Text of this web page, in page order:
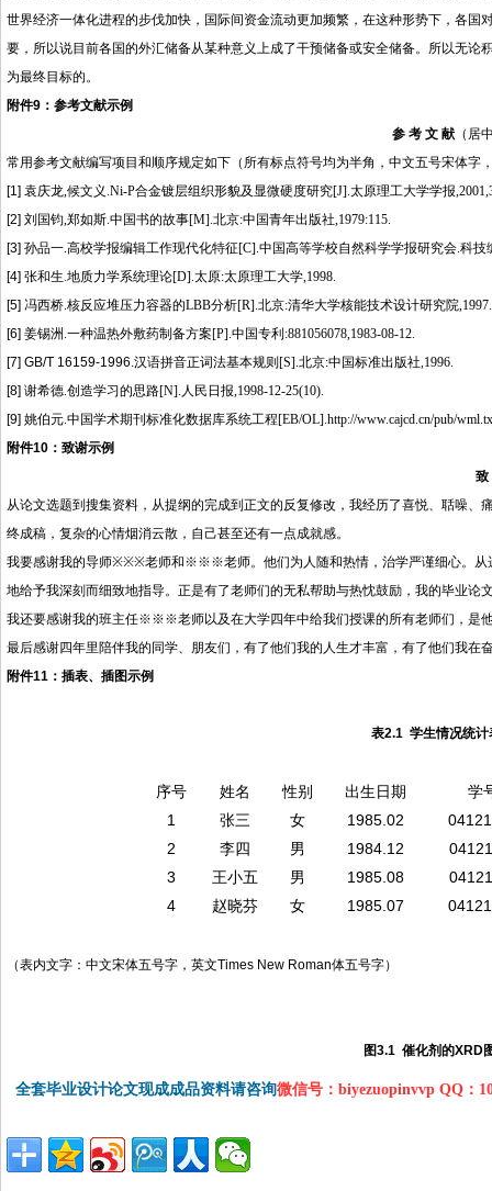
世界经济一体化进程的步伐加快，国际间资金流动更加频繁，在这种形势下，各
要，所以说目前各国的外汇储备从某种意义上成了干预储备或安全储备。所以无
为最终目标的。
附件9：参考文献示例
参 考 文 献（居
常用参考文献编写项目和顺序规定如下（所有标点符号均为半角，中文五号宋体字
[1] 袁庆龙,候文义 .Ni-P合金镀层组织形貌及显微硬度研究[J].太原理工大学学报
[2] 刘国钧,郑如斯.中国书的故事[M].北京:中国青年出版社,1979:115.
[3] 孙品一.高校学报编辑工作现代化特征[C].中国高等学校自然科学学报研究会.科技
[4] 张和生.地质力学系统理论[D].太原:太原理工大学,1998.
[5] 冯西桥.核反应堆压力容器的LBB分析[R].北京:清华大学核能技术设计研究院,1997.
[6] 姜锡洲 .一种温热外敷药制备方案[P].中国专利 :881056078,1983-08-12.
[7] GB/T 16159-1996.汉语拼音正词法基本规则 [S].北京:中国标准出版社,1996.
[8] 谢希德.创造学习的思路[N]. 人民日报,1998-12-25(10).
[9] 姚伯元.中国学术期刊标准化数据库系统工程[EB/OL].http://www.cajcd.cn/pub/
附件10：致谢示例
致
从论文选题到搜集资料，从提纲的完成到 正文的反复修改， 我经历了喜悦、聒噪、
终成稿，复杂的心情烟消云散，自己甚至还有一点成就感。
我要感谢我的导师※※※老师和※※※老师。 他们为人随和热情，治学严谨细心。从
地给予我深刻而细致地指导。正是有了老师们的无私帮助与热忱鼓励，我的毕业论
我还要感谢我的班主任※※※老师以及在大学四年中给我们授课的所有老师们，是
最后感谢四年里陪伴我的同学、朋友们，有了他们我的人生才丰富，有了他们我在
附件11：插表、插图示例
表2.1 学生情况统计
序号 姓名 性别 出生日期
学
1
张三 女 1985.02
2
李四 男 1984.12
3
王小五 男 1985.08
4
赵晓芬 女 1985.07
（表内文字：中文宋体五号字，英文Times New Roman体五号字）
图3.1 催化剂的XRD
全套毕业设计论文现成成品资料请咨询微信号：biyezuopinvvp QQ